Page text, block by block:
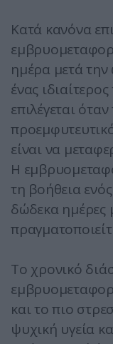
Κατά κανόνα
ημέρα μετά
ένας
επιλέγεται
είναι να
Η
τη βοήθεια
δώδεκα ημέρες
Το χρονικό
και το πιο
ψυχική υγεία